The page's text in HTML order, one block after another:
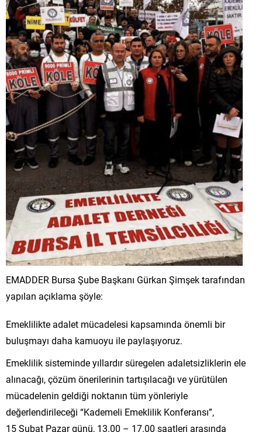
EMADDER Bursa Şube Başkanı Gürkan Şimşek tarafından
yapılan açıklama şöyle:
Emeklilikte adalet mücadelesi kapsamında önemli bir
buluşmayı daha kamuoyu ile paylaşıyoruz.
Emeklilik sisteminde yıllardır süregelen adaletsizliklerin ele
alınacağı, çözüm önerilerinin tartışılacağı ve yürütülen
mücadelenin geldiği noktanın tüm yönleriyle
değerlendirileceği “Kademeli Emeklilik Konferansı”,
15 Şubat Pazar günü, 13.00 – 17.00 saatleri arasında